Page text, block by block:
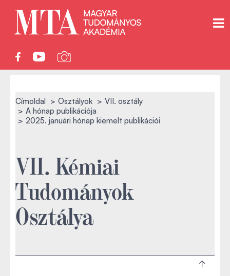
Címoldal Osztályok
VII. osztály
A hónap publikációja
2025. januári hónap kiemelt publikációi
VII. Kémiai
Tudományok
Osztálya